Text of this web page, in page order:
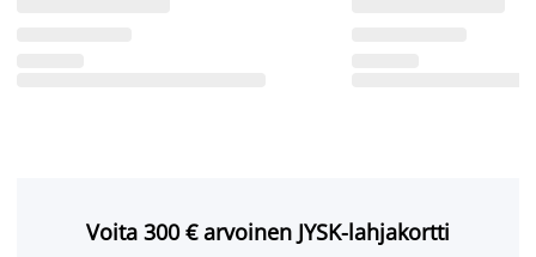
Voita 300 € arvoinen JYSK-lahjakortti